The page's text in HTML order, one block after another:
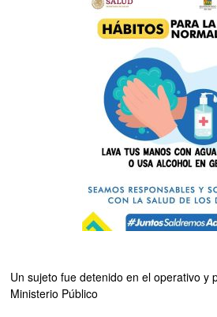
Un sujeto fue detenido en el operativo y
Ministerio Público